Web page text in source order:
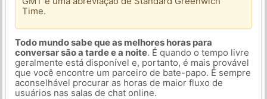
Time.
Todo mundo sabe que as melhores horas para
conversar são a tarde e a noite. É quando o tempo livre
geralmente está disponível e, portanto, é mais provável
que você encontre um parceiro de bate-papo. É sempre
aconselhável procurar as horas de maior fluxo de
usuários nas salas de chat online.